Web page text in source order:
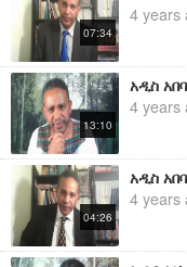
07:34
4 years
13:10
4 years
04:26
4 years